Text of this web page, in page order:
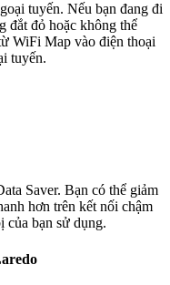
tuyến. Nếu bạn đang đi
đắt đỏ hoặc không thể
WiFi Map vào điện thoại
tuyến.
Saver. Bạn có thể giảm
hơn trên kết nối chậm
của bạn sử dụng.